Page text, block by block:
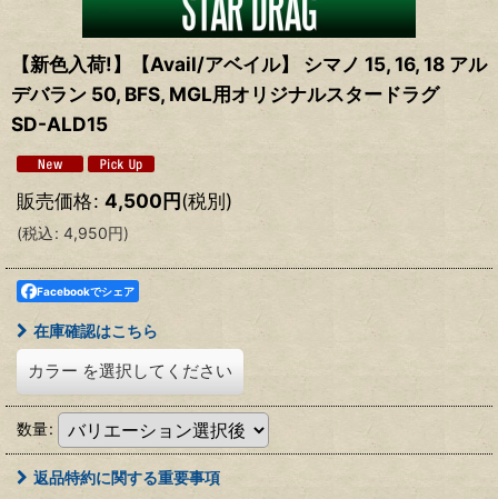
【新色入荷!】【Avail/アベイル】 シマノ 15, 16, 18 アル
デバラン 50, BFS, MGL用オリジナルスタードラグ
SD-ALD15
販売価格: 4,500円(税別)
(税込: 4,950円)
Facebookでシェア
在庫確認はこちら
カラー を選択してください
数量:
返品特約に関する重要事項